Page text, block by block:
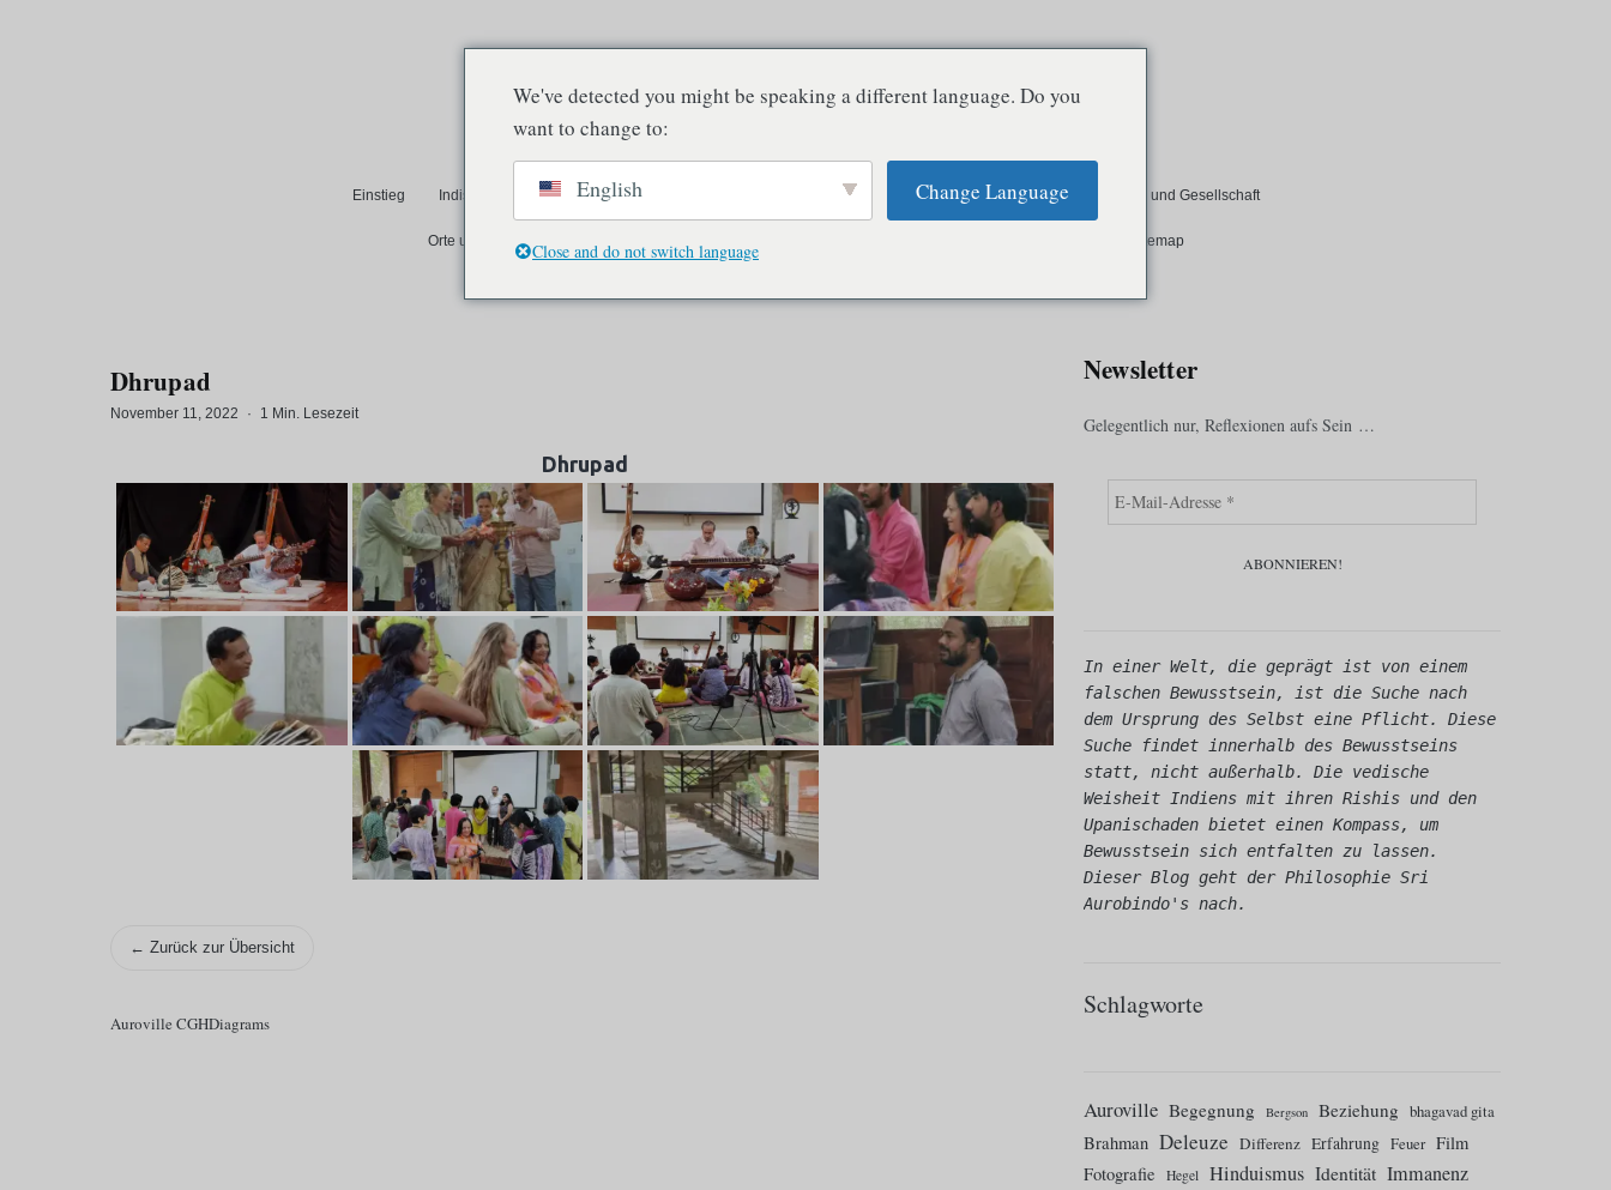
Bewusstsein existiert nur in Verbindung mit anderem Bewusstsein
Einstieg Indische Philosophie und Praxis Philosophie und Bewusstsein Kunst und Wahrnehmung Kultur und Gesellschaft
Orte und Reisen Sitemap
Dhrupad
November 11, 2022 · 1 Min. Lesezeit
Dhrupad
← Zurück zur Übersicht
Auroville CGHDiagrams
Newsletter
Gelegentlich nur, Reflexionen aufs Sein …
In einer Welt, die geprägt ist von einem
falschen Bewusstsein, ist die Suche nach
dem Ursprung des Selbst eine Pflicht. Diese
Suche findet innerhalb des Bewusstseins
statt, nicht außerhalb. Die vedische
Weisheit Indiens mit ihren Rishis und den
Upanischaden bietet einen Kompass, um
Bewusstsein sich entfalten zu lassen.
Dieser Blog geht der Philosophie Sri
Aurobindo's nach.
Schlagworte
Auroville Begegnung Bergson Beziehung bhagavad gita
Brahman Deleuze Differenz Erfahrung Feuer Film
Fotografie
Hegel Hinduismus Identität Immanenz
We've detected you might be speaking a different language. Do you
want to change to:
English Change Language
Close and do not switch language